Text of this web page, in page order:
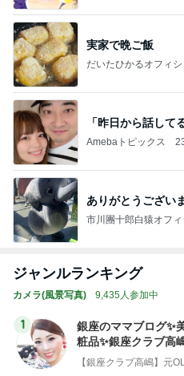
実家で晩ご飯
だいたひかるオフィ
「昨日から話して
Amebaトピックス
ありがとうござい
市川團十郎白猿オフ
ジャンルランキング
カメラ(風景写真) 9,435人参加中
1
銀座のママブログ✨
粧品✨銀座クラブ高
物でエルメス バ